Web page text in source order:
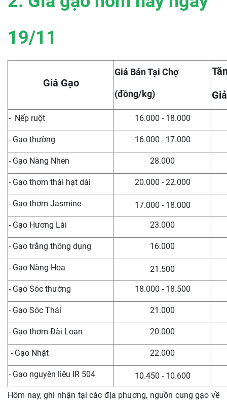
19/11
Giá Gạo
Giá Bán Tại Chợ
(đồng/kg)
- Nếp ruột 16.000 - 18.000
- Gạo thường 16.000 - 17.000
- Gạo Nàng Nhen 28.000
- Gạo thơm thái hạt dài 20.000 - 22.000
- Gạo thơm Jasmine 17.000 - 18.000
- Gạo Hương Lài 23.000
- Gạo trắng thông dụng 16.000
- Gạo Nàng Hoa 21.500
- Gạo Sóc thường 18.000 - 18.500
- Gạo Sóc Thái 21.000
- Gạo thơm Đài Loan 20.000
- Gạo Nhật 22.000
- Gạo nguyên liệu IR 504
10.450 - 10.600
Hôm nay, ghi nhận tại các địa phương, nguồn cung gạo về